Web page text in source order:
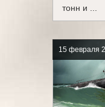
тонн и ...
15 февраля